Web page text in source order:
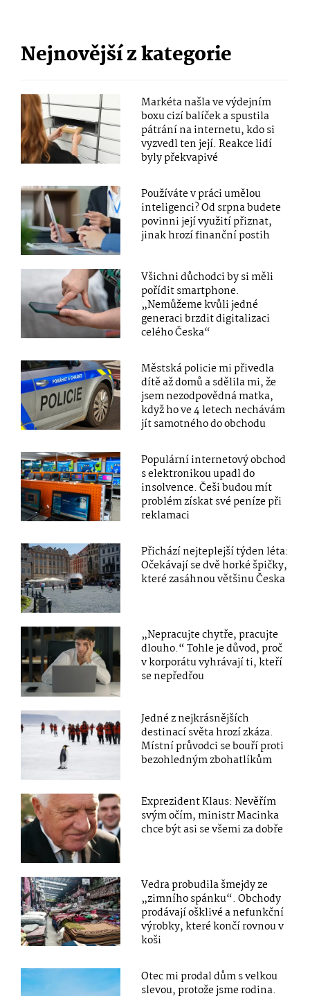
Nejnovější z kategorie
Markéta našla ve výdejním
boxu cizí balíček a spustila
pátrání na internetu, kdo si
vyzvedl ten její. Reakce lidí
byly překvapivé
Používáte v práci umělou
inteligenci? Od srpna budete
povinni její využití přiznat,
jinak hrozí finanční postih
Všichni důchodci by si měli
pořídit smartphone.
„Nemůžeme kvůli jedné
generaci brzdit digitalizaci
celého Česka“
Městská policie mi přivedla
dítě až domů a sdělila mi, že
jsem nezodpovědná matka,
když ho ve 4 letech nechávám
jít samotného do obchodu
Populární internetový obchod
s elektronikou upadl do
insolvence. Češi budou mít
problém získat své peníze při
reklamaci
Přichází nejteplejší týden léta:
Očekávají se dvě horké špičky,
které zasáhnou většinu Česka
„Nepracujte chytře, pracujte
dlouho.“ Tohle je důvod, proč
v korporátu vyhrávají ti, kteří
se nepředřou
Jedné z nejkrásnějších
destinací světa hrozí zkáza.
Místní průvodci se bouří proti
bezohledným zbohatlíkům
Exprezident Klaus: Nevěřím
svým očím, ministr Macinka
chce být asi se všemi za dobře
Vedra probudila šmejdy ze
„zimního spánku“. Obchody
prodávají ošklivé a nefunkční
výrobky, které končí rovnou v
koši
Otec mi prodal dům s velkou
slevou, protože jsme rodina.